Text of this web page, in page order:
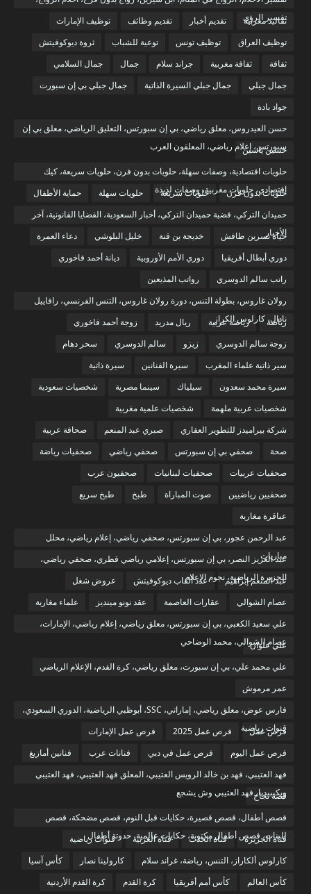
تفسير الرؤى
تقاليد مغربية تقديم أخبار تقديم وظائف
توظيف الإمارات
توظيف العراق
توظيف تونس توعية للشباب
ثروة ديوكوفيتش
ثقافة
ثقافة مغربية جراند سلام جمال
جمال السلامي
جمال جبلي
جمال جبلي السيرة الذاتية
جمال جبلي بي إن سبورت
جواد بادة
حسن العيدروس، معلق رياضي، بي إن سبورتس، التعليق الرياضي، معلق بي إن
سبورتس، إعلام رياضي، المعلقون العرب
حسين ياسين
حلويات اقتصادية، وصفات سهلة، حلويات بدون فرن، حلويات سريعة، كيك
اقتصادي، حلويات مغربية، وصفات لذيذة
حلويات بدون فرن حلويات سريعة حلويات سهلة
حماية الأطفال
حميدان التركي، قضية حميدان التركي، أخبار السعودية، القضايا القانونية، آخر
الأخبار
حياة نسرين طافش خديجة بن قنة خليل البلوشي
دعاء العمرة
دوري أبطال أفريقيا
دوري الأمم الأوروبية
ديانة أحمد فاخوري
راتب سالم الدوسري
رواتب المذيعين
رولان غاروس، بطولة التنس، دورة رولان غاروس، التنس الفرنسي، رافاييل
نادال، كارلوس الكراز
رياضة رياضة عربية ريال مدريد
زوجة أحمد فاخوري
زوجة سالم الدوسري
زيزو سالم الدوسري
سحر دهام
سير ذاتية علماء المغرب
سيرة الفنانين
سيرة ذاتية
سيرة محمد سعدون
سيلياك سينما مصرية
شخصيات سعودية
شخصيات عربية ملهمة
شخصيات علمية مغربية
شركة بيراميدز للتطوير العقاري
صبري عبد المنعم
صحافة عربية
صحة
صحفي بي إن سبورتس صحفي رياضي
صحفيات رياضة
صحفيات عربيات
صحفيات لبنانيات
صحفيون عرب
صحفيين رياضيين
صوت المباراة طبخ
طبخ سريع
عباقرة مغاربة
عبد الرحمن عجور، بي إن سبورتس، صحفي رياضي، إعلام رياضي، محلل
مباريات
عبد العزيز النصر، بي إن سبورتس، إعلامي رياضي قطري، صحفي رياضي،
الجزيرة الرياضية، نجوم الإعلام
عبد المنعم إبراهيم عدد ألقاب ديوكوفيتش
عروض شغل
عصام الشوالي
عقارات العاصمة عقد نونو مينديز
علماء مغاربة
علي سعيد الكعبي، بي إن سبورتس، معلق رياضي، إعلام رياضي، الإمارات،
عصام الشوالي، محمد الوضاحي
علي علوان
علي محمد علي، بي إن سبورت، معلق رياضي، كرة القدم، الإعلام الرياضي
عمر مرموش
فارس عوض، معلق رياضي، إماراتي، SSC، أبوظبي الرياضية، الدوري السعودي،
قنوات رياضية
فرص عمل فرص عمل 2025
فرص عمل الإمارات
فرص عمل اليوم
فرص عمل في دبي فنانات عرب
فنانين أمازيغ
فهد العتيبي، فهد بن خالد الرويس العتيبي، المعلق فهد العتيبي، فهد العتيبي
ويكيبيديا، فهد العتيبي وش يشجع
قصة نجاح
قصص أطفال، قصص قصيرة، حكايات قبل النوم، قصص مضحكة، قصص
للبنات، قصص أطفال مكتوبة، حكايات عالمية، حدوتة أطفال
قناة الجزيرة قناة الحدث قناة العربية
قنوات رياضية
كارلوس ألكاراز، التنس، رياضة، غراند سلام
كارولينا نصار
كأس آسيا
كأس العالم
كأس أمم أفريقيا كرة القدم
كرة القدم الأردنية